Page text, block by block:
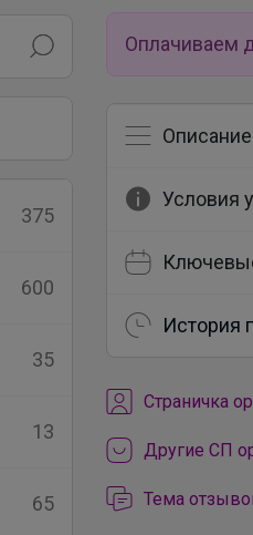
375
600
35
13
65
Оплачиваем
Описание
Условия
История
Cтраничка
Другие СП
Тема